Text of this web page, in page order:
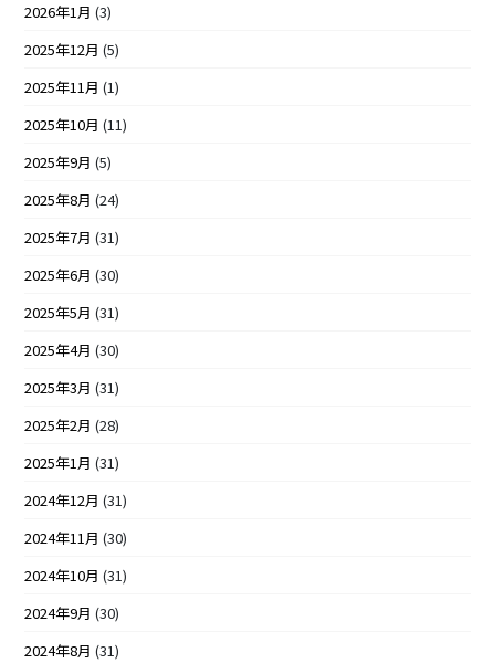
2026年1月 (3)
2025年12月 (5)
2025年11月 (1)
2025年10月 (11)
2025年9月 (5)
2025年8月 (24)
2025年7月 (31)
2025年6月 (30)
2025年5月 (31)
2025年4月 (30)
2025年3月 (31)
2025年2月 (28)
2025年1月 (31)
2024年12月 (31)
2024年11月 (30)
2024年10月 (31)
2024年9月 (30)
2024年8月 (31)